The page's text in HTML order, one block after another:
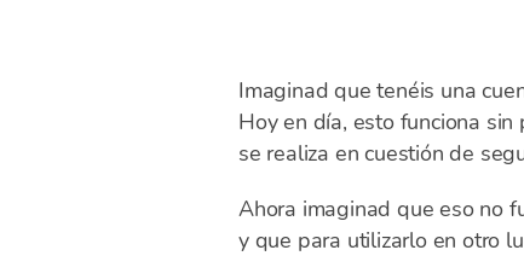
Imaginad que tenéis una
Hoy en día, esto funciona
se realiza en cuestión de
Ahora imaginad que eso no
y que para utilizarlo en otro